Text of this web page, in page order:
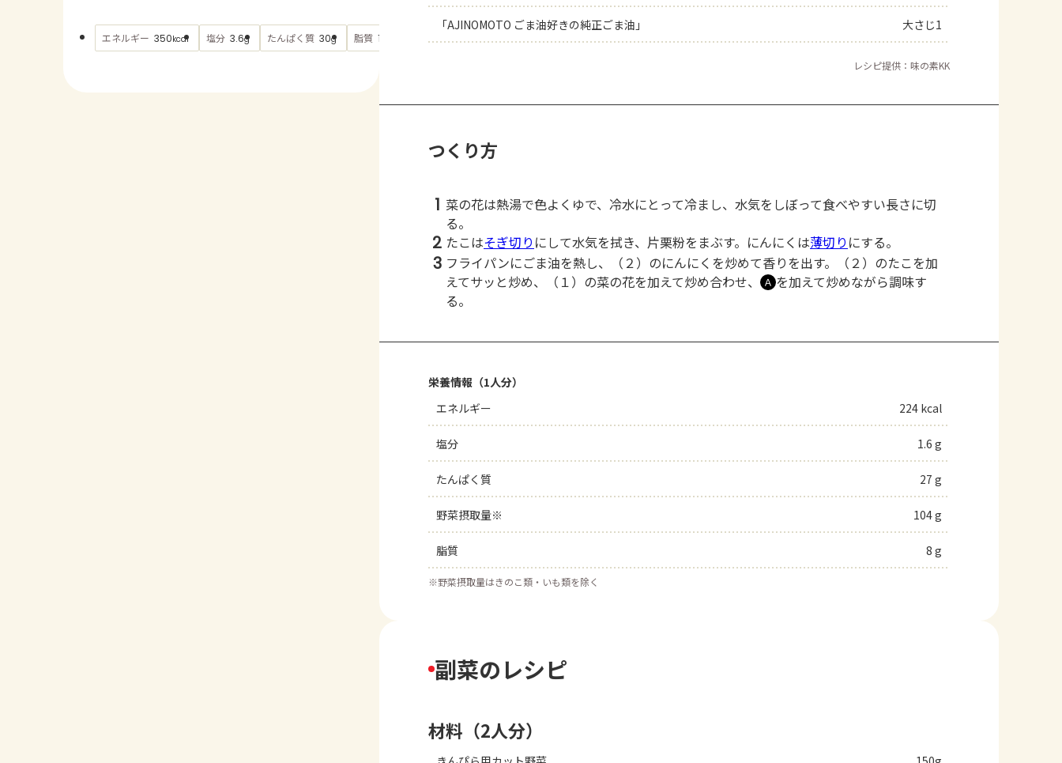
エネルギー 350kcal 塩分 3.6g たんぱく質 30g 脂質 13.8 もっと見る
「AJINOMOTO ごま油好きの純正ごま油」 大さじ1
レシピ提供：味の素KK
つくり方
1 菜の花は熱湯で色よくゆで、冷水にとって冷まし、水気をしぼって食べやすい長さに切
る。
2 たこはそぎ切り にして水気を拭き、片栗粉をまぶす。にんにくは薄切り にする。
3 フライパンにごま油を熱し、（２）のにんにくを炒めて香りを出す。（２）のたこを加
えてサッと炒め、（１）の菜の花を加えて炒め合わせ、
Ａ を加えて炒めながら調味す
る。
栄養情報（1人分）
エネルギー
224 kcal
塩分 1.6 g
たんぱく質 27 g
野菜摂取量※ 104 g
脂質 8 g
※野菜摂取量はきのこ類・いも類を除く
副菜のレシピ
材料（2人分）